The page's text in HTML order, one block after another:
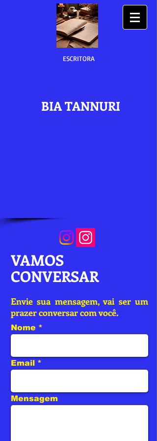
ESCRITORA
BIA TANNURI
VAMOS
CONVERSAR
Envie sua mensagem, vai ser um
prazer conversar com você.
Nome
Email
Mensagem